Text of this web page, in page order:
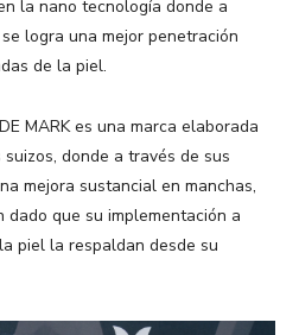
la nano tecnología donde a
logra una mejor penetración
de la piel.
MARK es una marca elaborada
donde a través de sus
mejora sustancial en manchas,
dado que su implementación a
piel la respaldan desde su